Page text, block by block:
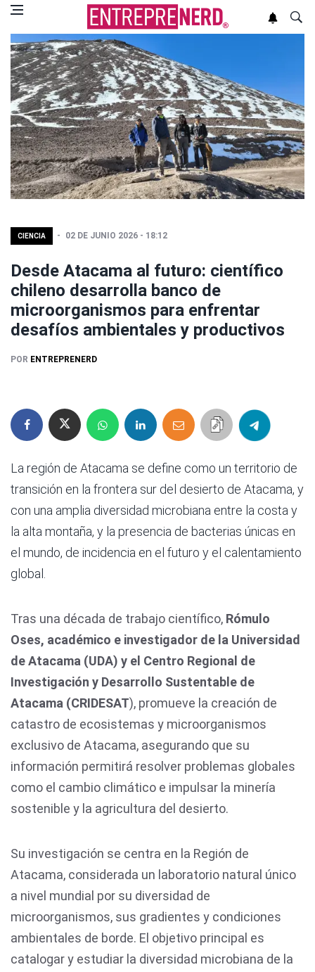
CIENCIA 02 DE JUNIO 2026 - 18:12
Desde Atacama al futuro: científico
chileno desarrolla banco de
microorganismos para enfrentar
desafíos ambientales y productivos
POR ENTREPRENERD
La región de Atacama se define como un territorio de
transición en la frontera sur del desierto de Atacama, y
con una amplia diversidad microbiana entre la costa y
la alta montaña, y la presencia de bacterias únicas en
el mundo, de incidencia en el futuro y el calentamiento
global.
Tras una década de trabajo científico, Rómulo
Oses, académico e investigador de la Universidad
de Atacama (UDA) y el Centro Regional de
Investigación y Desarrollo Sustentable de
Atacama (CRIDESAT), promueve la creación de
catastro de ecosistemas y microorganismos
exclusivo de Atacama, asegurando que su
información permitirá resolver problemas globales
como el cambio climático e impulsar la minería
sostenible y la agricultura del desierto.
Su investigación se centra en la Región de
Atacama, considerada un laboratorio natural único
a nivel mundial por su diversidad de
microorganismos, sus gradientes y condiciones
ambientales de borde. El objetivo principal es
catalogar y estudiar la diversidad microbiana de la